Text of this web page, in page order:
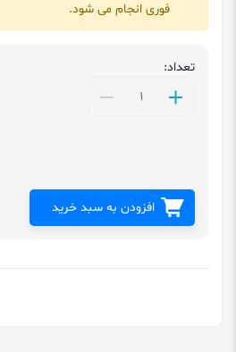
فوری انجام می شود.
تعداد:
افزودن به سبد خرید